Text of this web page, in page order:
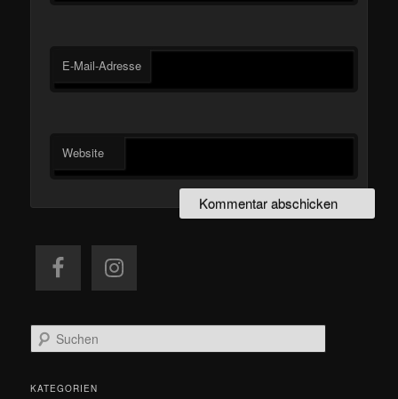
E-Mail-Adresse
Website
u
h
KATEGORIEN